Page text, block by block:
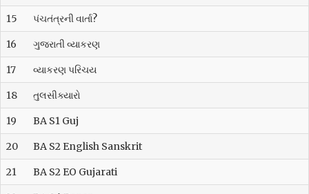
15 પંચતંત્રની વાર્તા?
16 ગુજરાતી વ્યાકરણ
17 વ્યાકરણ પરિચય
18 તુલસીક્યારો
19 BA S1 Guj
20 BA S2 English Sanskrit
21 BA S2 EO Gujarati